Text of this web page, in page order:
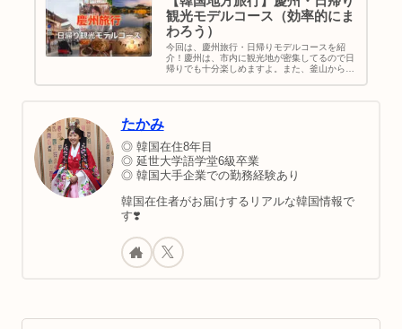
観光モデルコース（効率的にま
わろう）
今回は、慶州旅行・日帰りモデルコースを紹
介！慶州は、市内に観光地が密集してるので日
帰りでも十分楽しめますよ。また、釜山から
コース
たかみ
◎ 韓国在住8年目
◎ 延世大学語学堂6級卒業
◎ 韓国大手企業での勤務経験あり
韓国在住者がお届けするリアルな韓国情報で
す❣️